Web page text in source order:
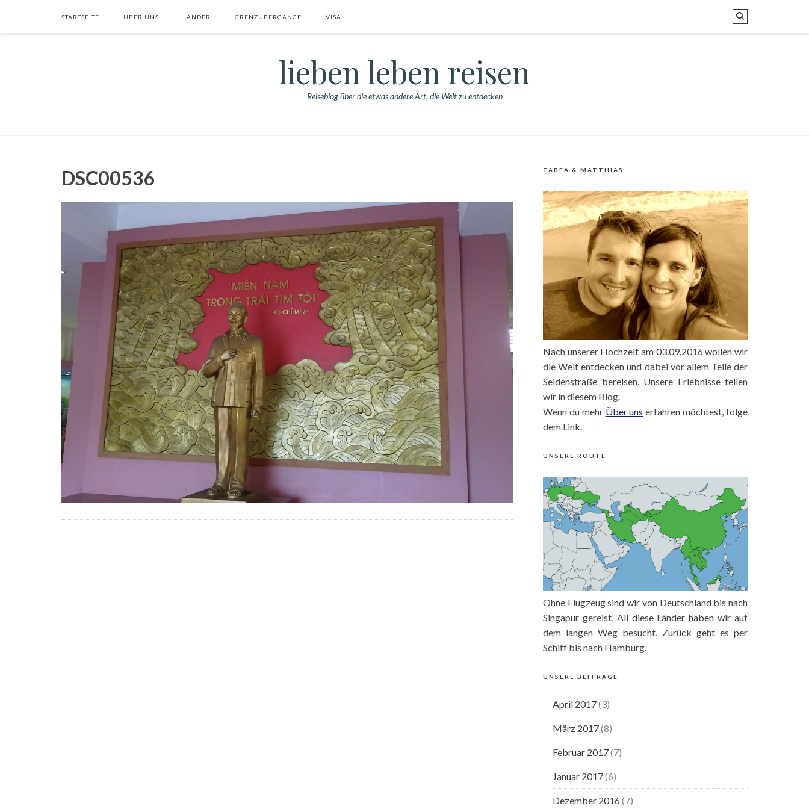
STARTSEITE ÜBER UNS LÄNDER GRENZÜBERGÄNGE VISA
lieben leben reisen
Reiseblog über die etwas andere Art, die Welt zu entdecken
DSC00536 TABEA & MATTHIAS
Nach unserer Hochzeit am 03.09.2016 wollen wir
die Welt entdecken und dabei vor allem Teile der
Seidenstraße bereisen. Unsere Erlebnisse teilen
wir in diesem Blog.
Wenn du mehr Über uns erfahren möchtest, folge
dem Link.
UNSERE ROUTE
Ohne Flugzeug sind wir von Deutschland bis nach
Singapur gereist. All diese Länder haben wir auf
dem langen Weg besucht. Zurück geht es per
Schiff bis nach Hamburg.
UNSERE BEITRÄGE
April 2017(3)
März 2017(8)
Februar 2017(7)
Januar 2017(6)
Dezember 2016 (7)